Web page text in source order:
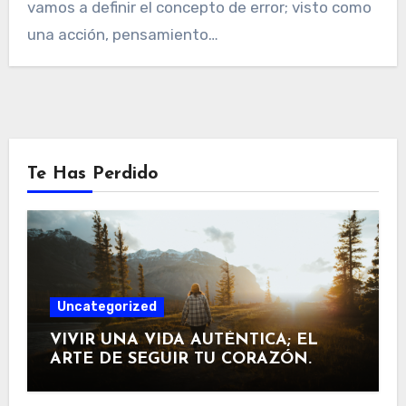
vamos a definir el concepto de error; visto como
una acción, pensamiento…
Te Has Perdido
Uncategorized
VIVIR UNA VIDA AUTÉNTICA; EL
ARTE DE SEGUIR TU CORAZÓN.